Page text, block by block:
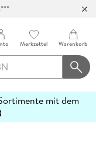
Merkzettel Warenkorb
mit dem